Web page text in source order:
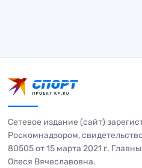
Сетевое издание (сайт)
Роскомнадзором,
80505 от 15 марта 2021 г.
Олеся Вячеславовна.